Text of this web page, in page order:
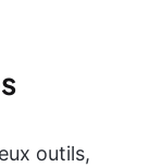
outils,